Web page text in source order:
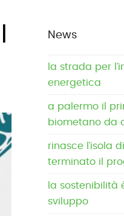
News
la strada per
energetica
a palermo il
biometano da
rinasce l’isola
terminato il
la sostenibilità
sviluppo